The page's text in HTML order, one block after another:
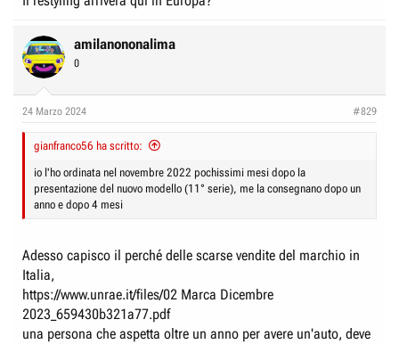
amilanononalima
0
24 Marzo 2024 #829
gianfranco56 ha scritto:
io l'ho ordinata nel novembre 2022 pochissimi mesi dopo la
presentazione del nuovo modello (11° serie), me la consegnano dopo un
anno e dopo 4 mesi
Adesso capisco il perché delle scarse vendite del marchio in
Italia,
https://www.unrae.it/files/02 Marca Dicembre
2023_659430b321a77.pdf
una persona che aspetta oltre un anno per avere un'auto, deve